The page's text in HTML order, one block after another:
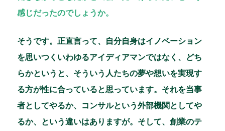
感じだったのでしょうか。
そうです。正直言って、自分自身はイノベーション
を思いつくいわゆるアイディアマンではなく、どち
らかというと、そういう人たちの夢や想いを実現す
る方が性に合っていると思っています。それを当事
者としてやるか、コンサルという外部機関としてや
るか、という違いはありますが。そして、創業のテ